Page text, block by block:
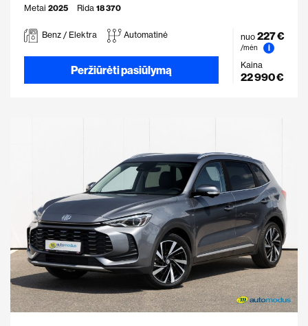
Metai 2025 Rida 18 370
Benz / Elektra Automatinė
Peržiūrėti pasiūlymą
nuo 227 €
/mėn
i
Kaina
22 990 €